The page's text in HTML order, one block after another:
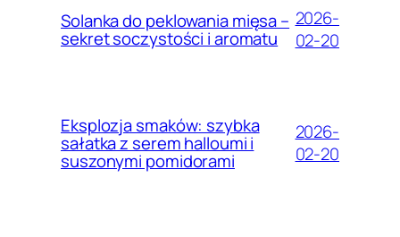
Solanka do peklowania mięsa –
sekret soczystości i aromatu
2026-
02-20
Eksplozja smaków: szybka
sałatka z serem halloumi i
suszonymi pomidorami
2026-
02-20